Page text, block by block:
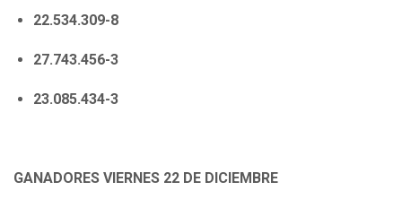
22.534.309-8
27.743.456-3
23.085.434-3
GANADORES VIERNES 22 DE DICIEMBRE